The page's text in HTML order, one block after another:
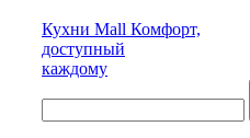
Кухни Mall Комфорт,
доступный
каждому